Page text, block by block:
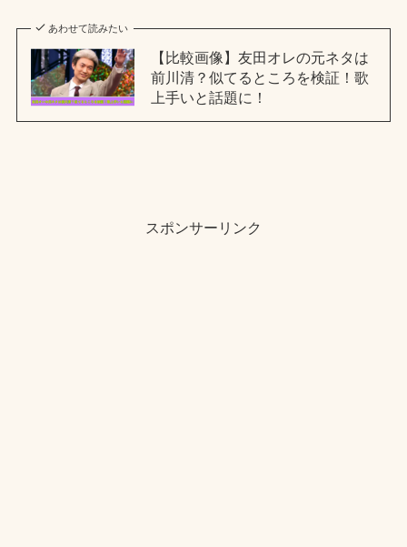
あわせて読みたい
【比較画像】友田オレの元ネタは
前川清？似てるところを検証！歌
上手いと話題に！
スポンサーリンク